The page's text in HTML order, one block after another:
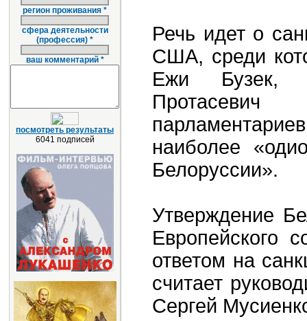
регион проживания *
сфера деятельности
(профессия) *
ваш комментарий *
посмотреть результаты
6041 подписей
Речь идет о
США, среди
Ежи Бузек,
наиболее
Белоруссии».
Утверждение
Европейского
ответом на
считает
Сергей